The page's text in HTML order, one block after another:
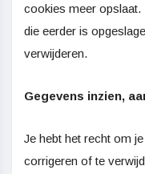
cookies meer opslaat.
die eerder is
verwijderen.
Gegevens inzien,
Je hebt het recht om
corrigeren of te